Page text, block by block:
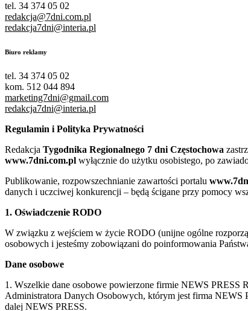
tel. 34 374 05 02
redakcja@7dni.com.pl
redakcja7dni@interia.pl
Biuro reklamy
tel. 34 374 05 02
kom. 512 044 894
marketing7dni@gmail.com
redakcja7dni@interia.pl
Regulamin i Polityka Prywatności
Redakcja Tygodnika Regionalnego 7 dni Częstochowa
www.7dni.com.pl wyłącznie do użytku osobistego, po
Publikowanie, rozpowszechnianie zawartości portalu
danych i uczciwej konkurencji – będą ścigane przy pomocy
1. Oświadczenie RODO
W związku z wejściem w życie RODO (unijne ogólne
osobowych i jesteśmy zobowiązani do poinformowania
Dane osobowe
1. Wszelkie dane osobowe powierzone firmie NEWS
Administratora Danych Osobowych, którym jest firma
dalej NEWS PRESS.